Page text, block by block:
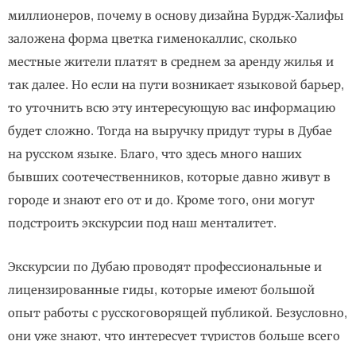
миллионеров, почему в основу дизайна Бурдж-Халифы
заложена форма цветка гименокаллис, сколько
местные жители платят в среднем за аренду жилья и
так далее. Но если на пути возникает языковой барьер,
то уточнить всю эту интересующую вас информацию
будет сложно. Тогда на выручку придут туры в Дубае
на русском языке. Благо, что здесь много наших
бывших соотечественников, которые давно живут в
городе и знают его от и до. Кроме того, они могут
подстроить экскурсии под наш менталитет.
Экскурсии по Дубаю проводят профессиональные и
лицензированные гиды, которые имеют большой
опыт работы с русскоговорящей публикой. Безусловно,
они уже знают, что интересует туристов больше всего